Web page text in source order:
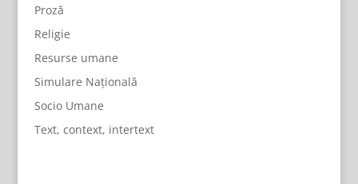
Proză
Religie
Resurse umane
Simulare Națională
Socio Umane
Text, context, intertext